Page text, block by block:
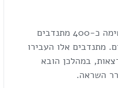
כדי לממש מטרה זו התגיסו למשימה כ-400 מתנדבים
מתנדבים אלו העבירו
במהלכן הובא
השראה.